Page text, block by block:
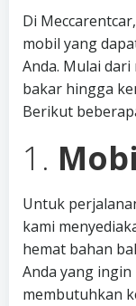
Di
mobil yang
Anda. Mulai
bakar hingga
Berikut
1.
Untuk
kami
hemat bahan
Anda yang
membutuhkan